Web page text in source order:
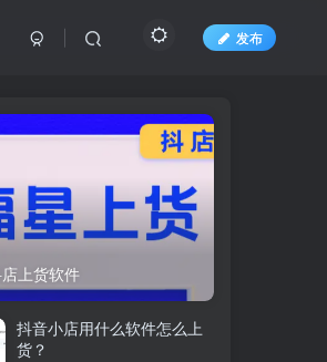
发布
上货软件
抖音小店用什么软件怎么上
货？